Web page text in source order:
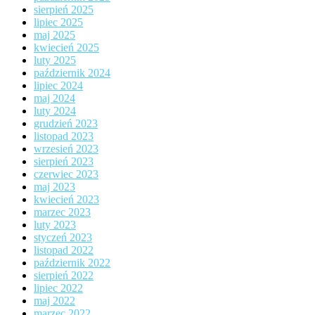
sierpień 2025
lipiec 2025
maj 2025
kwiecień 2025
luty 2025
październik 2024
lipiec 2024
maj 2024
luty 2024
grudzień 2023
listopad 2023
wrzesień 2023
sierpień 2023
czerwiec 2023
maj 2023
kwiecień 2023
marzec 2023
luty 2023
styczeń 2023
listopad 2022
październik 2022
sierpień 2022
lipiec 2022
maj 2022